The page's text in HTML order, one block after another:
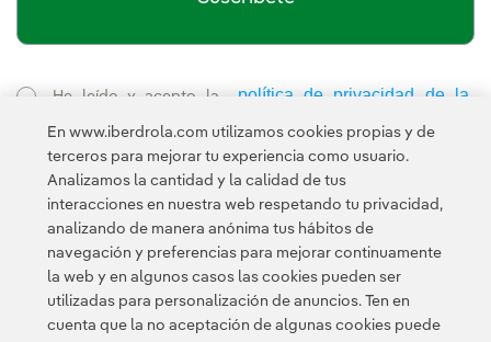
He leído y acepto la
política de privacidad de la
Newsletter
Enlace externo, se abre en ventana nueva.
Esta página está protegida por reCAPTCHA y se aplican la
Política de privacidad y los
Contacta Clientes Política de Privacidad Información legal
En www.iberdrola.com utilizamos cookies propias y de
terceros para mejorar tu experiencia como usuario.
Analizamos la cantidad y la calidad de tus
interacciones en nuestra web respetando tu privacidad,
analizando de manera anónima tus hábitos de
navegación y preferencias para mejorar continuamente
la web y en algunos casos las cookies pueden ser
utilizadas para personalización de anuncios. Ten en
cuenta que la no aceptación de algunas cookies puede